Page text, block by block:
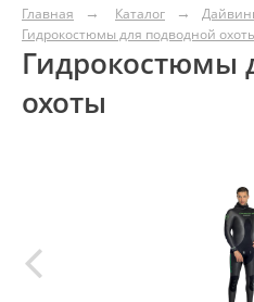
Главная Каталог
Гидрокостюмы для подводной
Гидрокостюмы
охоты